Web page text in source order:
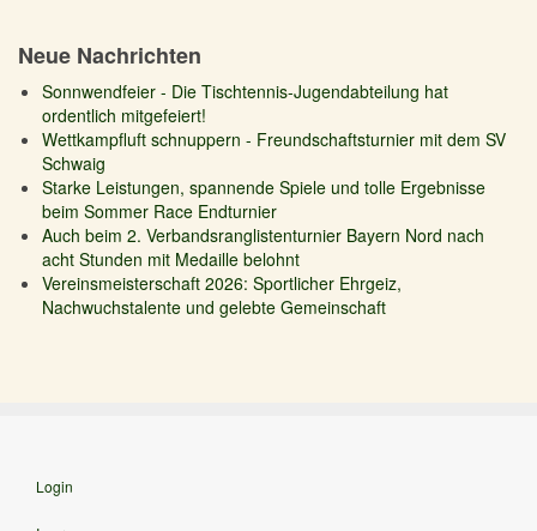
Neue Nachrichten
Sonnwendfeier - Die Tischtennis-Jugendabteilung hat
ordentlich mitgefeiert!
Wettkampfluft schnuppern - Freundschaftsturnier mit dem SV
Schwaig
Starke Leistungen, spannende Spiele und tolle Ergebnisse
beim Sommer Race Endturnier
Auch beim 2. Verbandsranglistenturnier Bayern Nord nach
acht Stunden mit Medaille belohnt
Vereinsmeisterschaft 2026: Sportlicher Ehrgeiz,
Nachwuchstalente und gelebte Gemeinschaft
Login